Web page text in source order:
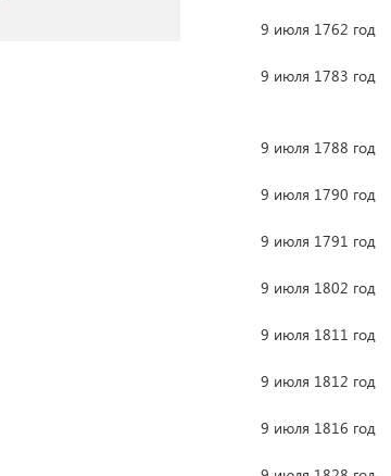
9 июля 1762 год
9 июля 1783 год
9 июля 1788 год
9 июля 1790 год
9 июля 1791 год
9 июля 1802 год
9 июля 1811 год
9 июля 1812 год
9 июля 1816 год